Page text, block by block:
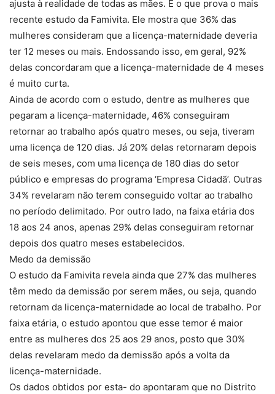
ajusta à realidade de todas as mães. É o que prova o mais
recente estudo da Famivita. Ele mostra que 36% das
mulheres consideram que a licença-maternidade deveria
ter 12 meses ou mais. Endossando isso, em geral, 92%
delas concordaram que a licença-maternidade de 4 meses
é muito curta.
Ainda de acordo com o estudo, dentre as mulheres que
pegaram a licença-maternidade, 46% conseguiram
retornar ao trabalho após quatro meses, ou seja, tiveram
uma licença de 120 dias. Já 20% delas retornaram depois
de seis meses, com uma licença de 180 dias do setor
público e empresas do programa ‘Empresa Cidadã’. Outras
34% revelaram não terem conseguido voltar ao trabalho
no período delimitado. Por outro lado, na faixa etária dos
18 aos 24 anos, apenas 29% delas conseguiram retornar
depois dos quatro meses estabelecidos.
Medo da demissão
O estudo da Famivita revela ainda que 27% das mulheres
têm medo da demissão por serem mães, ou seja, quando
retornam da licença-maternidade ao local de trabalho. Por
faixa etária, o estudo apontou que esse temor é maior
entre as mulheres dos 25 aos 29 anos, posto que 30%
delas revelaram medo da demissão após a volta da
licença-maternidade.
Os dados obtidos por esta- do apontaram que no Distrito